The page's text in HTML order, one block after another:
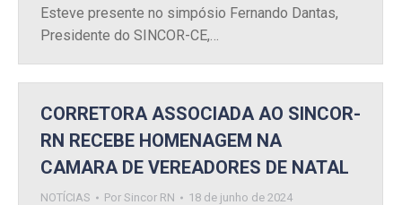
Esteve presente no simpósio Fernando Dantas,
Presidente do SINCOR-CE,…
CORRETORA ASSOCIADA AO SINCOR-
RN RECEBE HOMENAGEM NA
CAMARA DE VEREADORES DE NATAL
NOTÍCIAS Por Sincor RN 18 de junho de 2024